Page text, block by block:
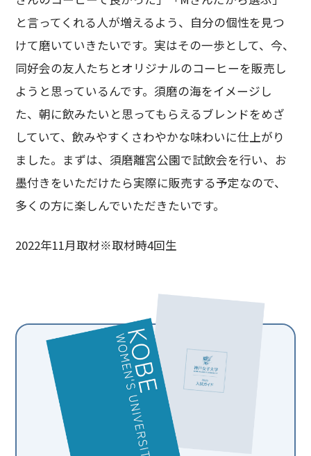
と言ってくれる人が増えるよう、自分の個性を見つ
けて磨いていきたいです。実はその一歩として、今、
同好会の友人たちとオリジナルのコーヒーを販売し
ようと思っているんです。須磨の海をイメージし
た、朝に飲みたいと思ってもらえるブレンドをめざ
していて、飲みやすくさわやかな味わいに仕上がり
ました。まずは、須磨離宮公園で試飲会を行い、お
墨付きをいただけたら実際に販売する予定なので、
多くの方に楽しんでいただきたいです。
2022年11月取材※取材時4回生